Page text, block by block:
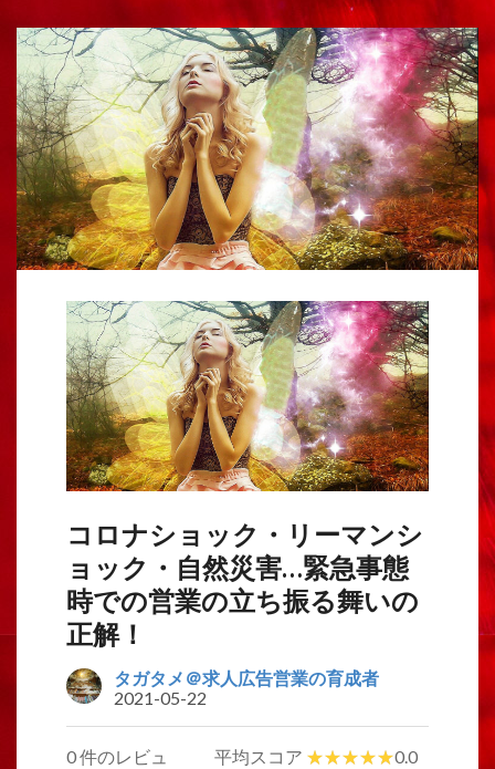
コロナショック・リーマンシ
ョック・自然災害…緊急事態
時での営業の立ち振る舞いの
正解！
タガタメ＠求人広告営業の育成者
2021-05-22
0 件のレビュ
平均スコア 0.0